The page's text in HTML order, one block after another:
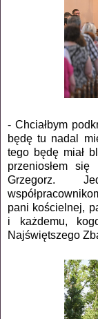
- Chciałbym
będę tu nadal
tego będę miał
przeniosłem
Grzegorz.
pani kościelnej,
i każdemu,
Najświętszego